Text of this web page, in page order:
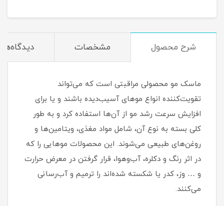
شرح محصول مشخصات دیدگاه‌ها
ماسک مو محصولی مراقبتی است که می‌تواند
تقویت‌کننده انواع موهای آسیب‌دیده باشند و یا برای
افزایش سرعت رشد مو از آن‌ها استفاده کرد و به طور
کلی بسته به نوع آن، شامل مواد مغذی، ویتامین‌ها و
روغن‌های طبیعی می‌شوند. این محصولات موهایی را که
در اثر رنگ و دکلره، آب‌وهوا، قرار گرفتن در معرض حرارت
و … وز، کدر یا شکسته شده‌اند را ترمیم و آب‌رسانی
می‌کنند.